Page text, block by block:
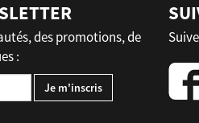
des promotions, de
: